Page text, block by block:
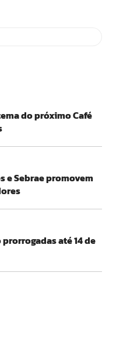
do próximo Café
e Sebrae promovem
até 14 de